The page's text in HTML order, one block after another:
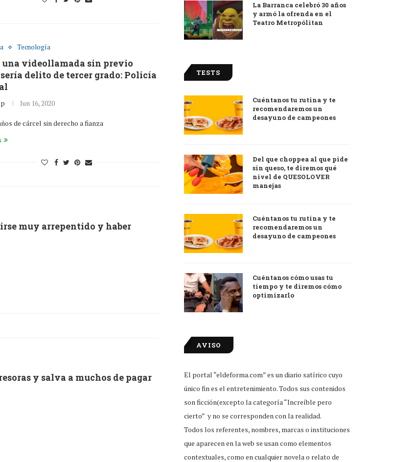
Tecnología
una videollamada sin previo
delito de tercer grado: Policía
Jun 16, 2020
de cárcel sin derecho a fianza
muy arrepentido y haber
y salva a muchos de pagar
La Barranca celebró 30 años
y armó la ofrenda en el
Teatro Metropólitan
TESTS
Cuéntanos tu rutina y te
recomendaremos un
desayuno de campeones
Del que choppea al que pide
sin queso, te diremos qué
nivel de QUESOLOVER
manejas
Cuéntanos tu rutina y te
recomendaremos un
desayuno de campeones
Cuéntanos cómo usas tu
tiempo y te diremos cómo
optimizarlo
AVISO
El portal “eldeforma.com” es un diario satírico cuyo
único fin es el entretenimiento. Todos sus contenidos
son ficción(excepto la categoría “Increíble pero
cierto” y no se corresponden con la realidad.
Todos los referentes, nombres, marcas o instituciones
que aparecen en la web se usan como elementos
contextuales, como en cualquier novela o relato de